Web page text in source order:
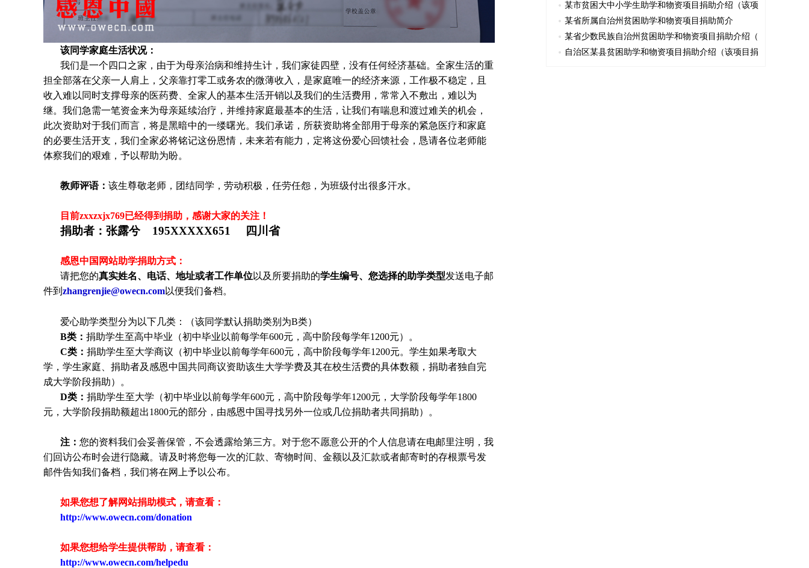
该同学家庭生活状况：
我们是一个四口之家，由于为母亲治病和维持生计，我们家徒四壁，没有任何经济基础。全家生活的重
担全部落在父亲一人肩上，父亲靠打零工或务农的微薄收入，是家庭唯一的经济来源，工作极不稳定，且
收入难以同时支撑母亲的医药费、全家人的基本生活开销以及我们的生活费用，常常入不敷出，难以为
继。我们急需一笔资金来为母亲延续治疗，并维持家庭最基本的生活，让我们有喘息和渡过难关的机会，
此次资助对于我们而言，将是黑暗中的一缕曙光。我们承诺，所获资助将全部用于母亲的紧急医疗和家庭
的必要生活开支，我们全家必将铭记这份恩情，未来若有能力，定将这份爱心回馈社会，恳请各位老师能
体察我们的艰难，予以帮助为盼。
教师评语： 该生尊敬老师，团结同学，劳动积极，任劳任怨，为班级付出很多汗水。
目前zxxzxjx769已经得到捐助，感谢大家的关注！
捐助者： 张露兮 195XXXXX651 四川省
感恩中国网站助学捐助方式：
请把您的真实姓名、电话、地址或者工作单位以及所要捐助的学生编号、您选择的助学类型发送电子邮
件到 zhangrenjie@owecn.com以便我们备档。
爱心助学类型分为以下几类：（该同学默认捐助类别为B类）
B类： 捐助学生至高中毕业（初中毕业以前每学年600元，高中阶段每学年1200元）。
C类： 捐助学生至大学商议（初中毕业以前每学年600元，高中阶段每学年1200元。 学生如果考取大
学， 学生家庭、捐助者及感恩中国共同商议资助该生大学学费及其在校生活费的具体数额，捐助者独自完
成大学阶段捐助）。
D类： 捐助学生至大学（初中毕业以前每学年600元，高中阶段每学年1200元，大学阶段每学年1800
元，大学阶段捐助额超出1800元的部分，由感恩中国寻找另外一位或几位捐助者共同捐助）。
注： 您的资料我们会妥善保管，不会透露给第三方。对于您不愿意公开的个人信息请在电邮里注明，我
们回访公布时会进行隐藏。请及时将您每一次的汇款、寄物时间、金额以及汇款或者邮寄时的存根票号发
邮件告知我们备档，我们将在网上予以公布。
如果您想了解网站捐助模式，请查看：
http://www.owecn.com/donation
如果您想给学生提供帮助，请查看 ：
http://www.owecn.com/helpedu
某市贫困大中小学生助学和物资项目捐助介绍（该项
某省所属自治州贫困助学和物资项目捐助简介
某省少数民族自治州贫困助学和物资项目捐助介绍（
自治区某县贫困助学和物资项目捐助介绍（该项目捐